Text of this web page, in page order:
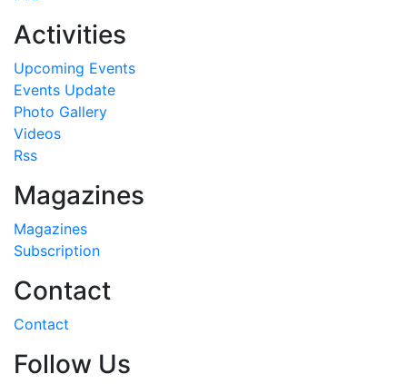
Activities
Upcoming Events
Events Update
Photo Gallery
Videos
Rss
Magazines
Magazines
Subscription
Contact
Contact
Follow Us